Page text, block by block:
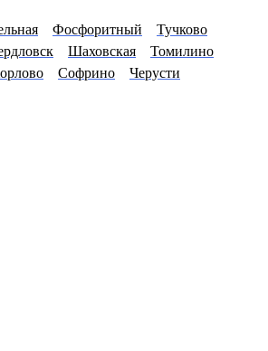
Фосфоритный
Тучково
Шаховская
Томилино
Софрино
Черусти